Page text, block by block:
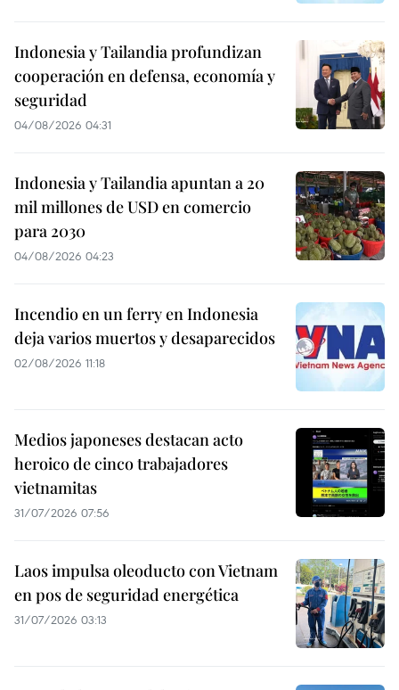
Indonesia y Tailandia profundizan
cooperación en defensa, economía y
seguridad
04/08/2026 04:31
Indonesia y Tailandia apuntan a 20
mil millones de USD en comercio
para 2030
04/08/2026 04:23
Incendio en un ferry en Indonesia
deja varios muertos y desaparecidos
02/08/2026 11:18
Medios japoneses destacan acto
heroico de cinco trabajadores
vietnamitas
31/07/2026 07:56
Laos impulsa oleoducto con Vietnam
en pos de seguridad energética
31/07/2026 03:13